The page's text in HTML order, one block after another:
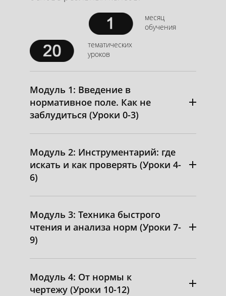
месяц
обучения
тематических
уроков
Модуль 1: Введение в
нормативное поле. Как не
заблудиться (Уроки 0-3)
Модуль 2: Инструментарий: где
искать и как проверять (Уроки 4-
6)
Модуль 3: Техника быстрого
чтения и анализа норм (Уроки 7-
9)
Модуль 4: От нормы к
чертежу (Уроки 10-12)